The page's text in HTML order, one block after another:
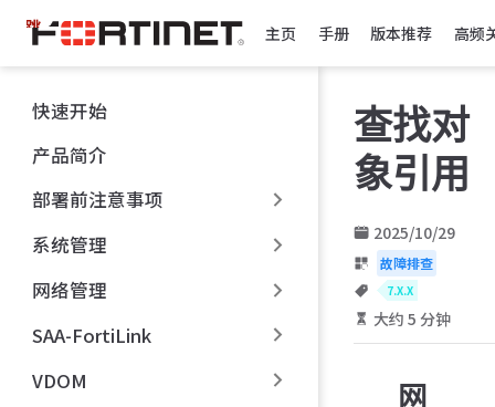
跳
至
主
內
容
主页 手册 版本推荐 高频
快速开始
产品简介
部署前注意事项
系统管理
网络管理
SAA-FortiLink
VDOM
查找对
象引用
2025/10/29
故障排查
7.X.X
大约 5 分钟
网